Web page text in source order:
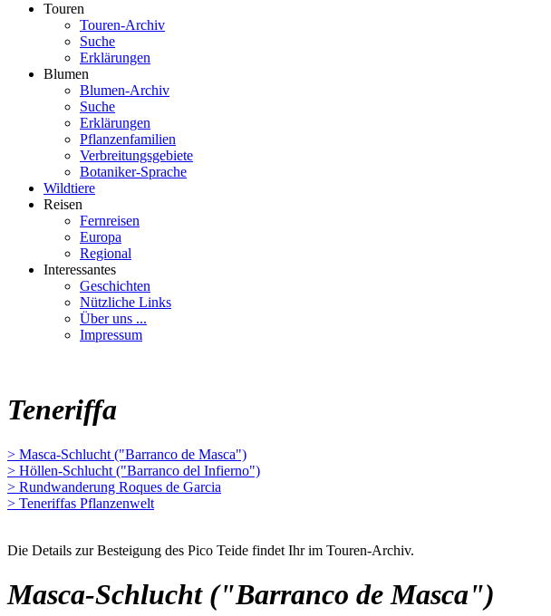
Touren
Touren-Archiv
Suche
Erklärungen
Blumen
Blumen-Archiv
Suche
Erklärungen
Pflanzenfamilien
Verbreitungsgebiete
Botaniker-Sprache
Wildtiere
Reisen
Fernreisen
Europa
Regional
Interessantes
Geschichten
Nützliche Links
Über uns ...
Impressum
Teneriffa
> Masca-Schlucht ("Barranco de Masca")
> Höllen-Schlucht ("Barranco del Infierno")
> Rundwanderung Roques de Garcia
> Teneriffas Pflanzenwelt
Die Details zur Besteigung des Pico Teide findet Ihr im Touren-Archiv.
Masca-Schlucht ("Barranco de Masca")